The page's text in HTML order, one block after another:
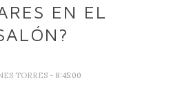
EN EL
TORRES - 8:45:00